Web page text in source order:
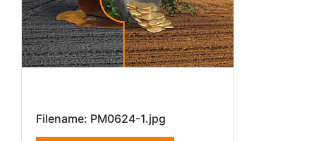
Filename: PM0624-1.jpg